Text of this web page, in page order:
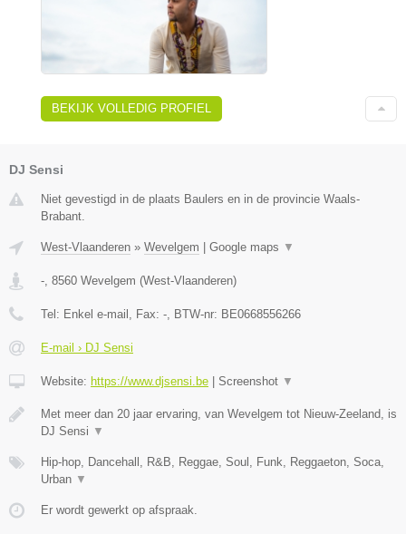
BEKIJK VOLLEDIG PROFIEL
DJ Sensi
Niet gevestigd in de plaats Baulers en in de provincie Waals-
Brabant.
West-Vlaanderen » Wevelgem | Google maps ▼
- 8560 Wevelgem (West-Vlaanderen)
Tel: Enkel e-mail , Fax: - , BTW-nr: BE0668556266
E-mail › DJ Sensi
Website: https://www.djsensi.be | Screenshot ▼
Met meer dan 20 jaar ervaring, van Wevelgem tot Nieuw-Zeeland, is
DJ Sensi ▼
Hip-hop, Dancehall, R&B, Reggae, Soul, Funk, Reggaeton, Soca,
Urban ▼
Er wordt gewerkt op afspraak.